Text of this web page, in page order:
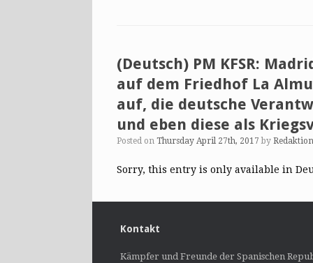
(Deutsch) PM KFSR:
auf dem Friedhof La
auf, die deutsche
und eben diese als
Posted on Thursday April 27th, 2017 by
Sorry, this entry is only available in
Kontakt
Kämpfer und Freunde der Spanischen